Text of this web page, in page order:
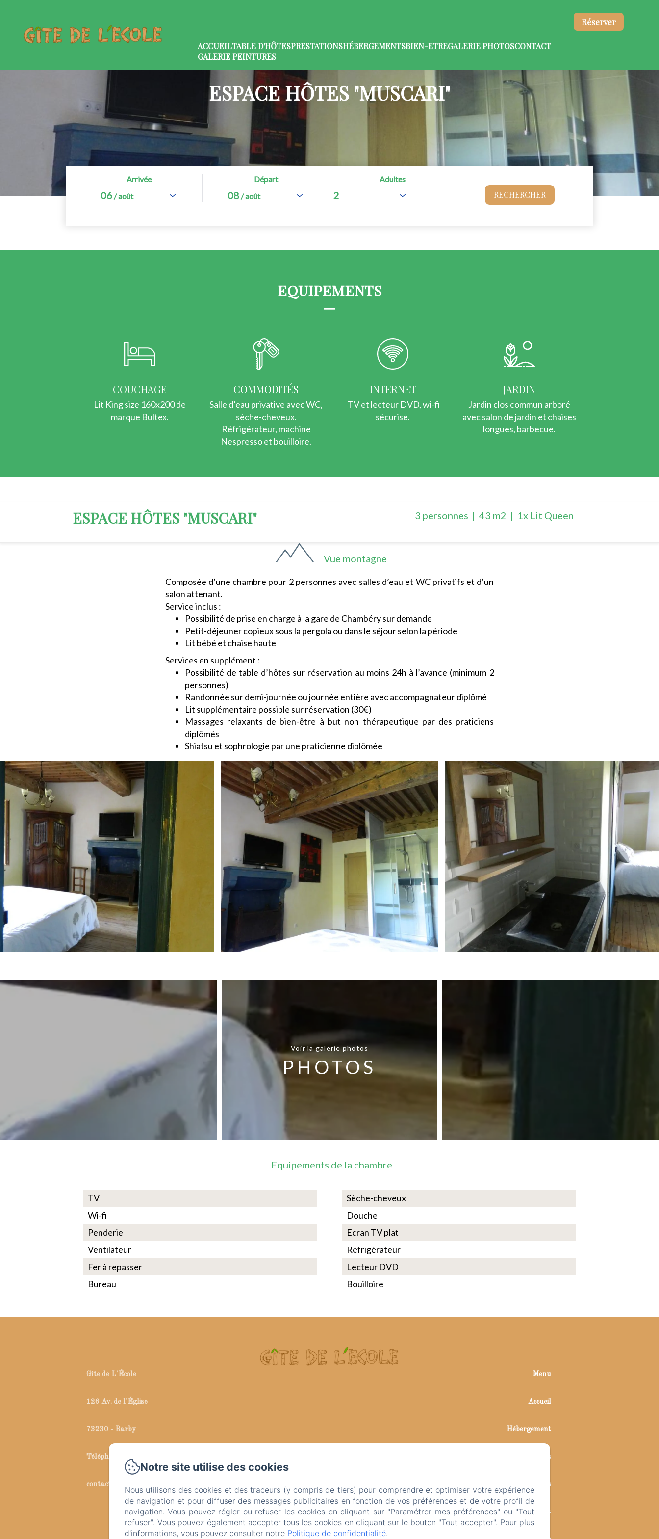
Réserver
ACCUEILTABLE D'HÔTESPRESTATIONSHÉBERGEMENTSBIEN-ETREGALERIE PHOTOSCONTACT
GALERIE PEINTURES
ESPACE HÔTES "MUSCARI"
Arrivée
06/ août
Départ
08/ août
Adultes
RECHERCHER
EQUIPEMENTS
COUCHAGE
Lit King size 160x200 de
marque Bultex.
COMMODITÉS
Salle d’eau privative avec WC,
sèche-cheveux.
Réfrigérateur, machine
Nespresso et bouilloire.
INTERNET
TV et lecteur DVD, wi-fi
sécurisé.
JARDIN
Jardin clos commun arboré
avec salon de jardin et chaises
longues, barbecue.
ESPACE HÔTES "MUSCARI" 3 personnes | 43 m2 | 1x Lit Queen
Vue montagne
Composée d’une chambre pour 2 personnes avec salles d’eau et WC privatifs et d’un
salon attenant.
Service inclus :
Possibilité de prise en charge à la gare de Chambéry sur demande
Petit-déjeuner copieux sous la pergola ou dans le séjour selon la période
Lit bébé et chaise haute
Services en supplément :
Possibilité de table d’hôtes sur réservation au moins 24h à l’avance (minimum 2
personnes)
Randonnée sur demi-journée ou journée entière avec accompagnateur diplômé
Lit supplémentaire possible sur réservation (30€)
Massages relaxants de bien-être à but non thérapeutique par des praticiens
diplômés
Shiatsu et sophrologie par une praticienne diplômée
Voir la galerie photos
PHOTOS
Equipements de la chambre
TV
Wi-fi
Penderie
Ventilateur
Fer à repasser
Bureau
Sèche-cheveux
Douche
Ecran TV plat
Réfrigérateur
Lecteur DVD
Bouilloire
Gîte de L'École
126 Av. de l'Église
73230 - Barby
Téléphone: 06 26 74 26 38
contact@gitedelecole73.fr
Menu
Accueil
Hébergement
Table d'hôtes
Tarifs
Contact
Notre site utilise des cookies
Nous utilisons des cookies et des traceurs (y compris de tiers) pour comprendre et optimiser votre expérience
de navigation et pour diffuser des messages publicitaires en fonction de vos préférences et de votre profil de
navigation. Vous pouvez régler ou refuser les cookies en cliquant sur "Paramétrer mes préférences" ou "Tout
refuser". Vous pouvez également accepter tous les cookies en cliquant sur le bouton "Tout accepter". Pour plus
d'informations, vous pouvez consulter notre Politique de confidentialité.